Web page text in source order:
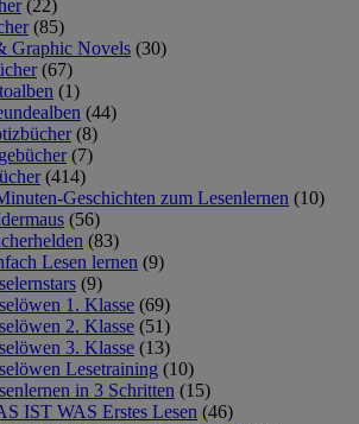
(22)
(85)
Graphic Novels (30)
(67)
(1)
(44)
(8)
(7)
(414)
Geschichten zum Lesenlernen (10)
(56)
(83)
Lesen lernen (9)
(9)
1. Klasse (69)
2. Klasse (51)
3. Klasse (13)
Lesetraining (10)
in 3 Schritten (15)
IST WAS Erstes Lesen (46)